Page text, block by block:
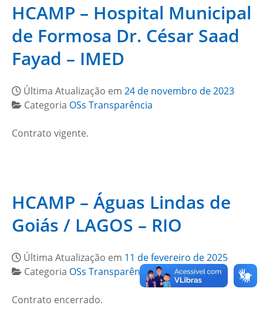
HCAMP – Hospital Municipal
de Formosa Dr. César Saad
Fayad – IMED
Última Atualização em 24 de novembro de 2023
Categoria OSs Transparência
Contrato vigente.
HCAMP – Águas Lindas de
Goiás / LAGOS – RIO
Última Atualização em 11 de fevereiro de 2025
Categoria OSs Transparência
Contrato encerrado.